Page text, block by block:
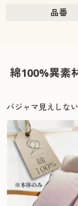
品番
綿100%異素
パジャマ見えしな